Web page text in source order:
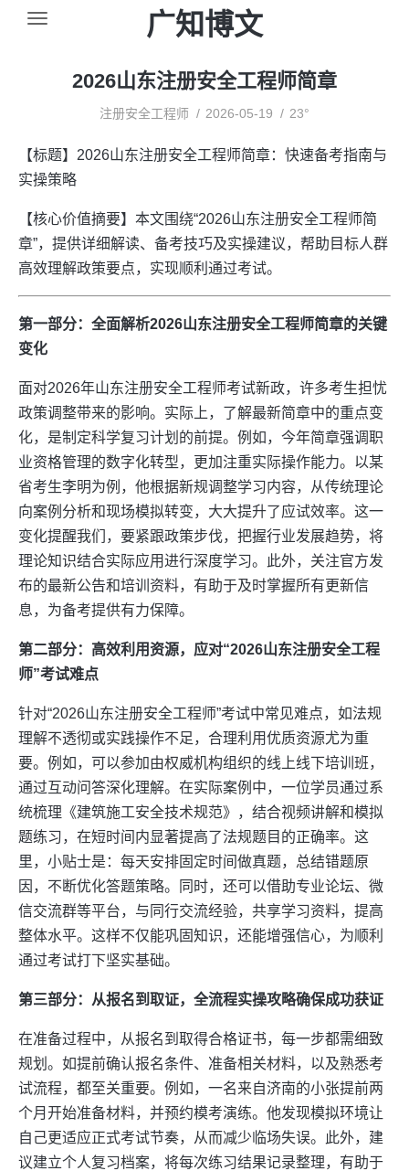
广知博文
2026山东注册安全工程师简章
注册安全工程师 2026-05-19 23°
【标题】2026山东注册安全工程师简章：快速备考指南与
实操策略
【核心价值摘要】本文围绕“2026山东注册安全工程师简
章”，提供详细解读、备考技巧及实操建议，帮助目标人群
高效理解政策要点，实现顺利通过考试。
第一部分：全面解析2026山东注册安全工程师简章的关键
变化
面对2026年山东注册安全工程师考试新政，许多考生担忧
政策调整带来的影响。实际上，了解最新简章中的重点变
化，是制定科学复习计划的前提。例如，今年简章强调职
业资格管理的数字化转型，更加注重实际操作能力。以某
省考生李明为例，他根据新规调整学习内容，从传统理论
向案例分析和现场模拟转变，大大提升了应试效率。这一
变化提醒我们，要紧跟政策步伐，把握行业发展趋势，将
理论知识结合实际应用进行深度学习。此外，关注官方发
布的最新公告和培训资料，有助于及时掌握所有更新信
息，为备考提供有力保障。
第二部分：高效利用资源，应对“2026山东注册安全工程
师”考试难点
针对“2026山东注册安全工程师”考试中常见难点，如法规
理解不透彻或实践操作不足，合理利用优质资源尤为重
要。例如，可以参加由权威机构组织的线上线下培训班，
通过互动问答深化理解。在实际案例中，一位学员通过系
统梳理《建筑施工安全技术规范》，结合视频讲解和模拟
题练习，在短时间内显著提高了法规题目的正确率。这
里，小贴士是：每天安排固定时间做真题，总结错题原
因，不断优化答题策略。同时，还可以借助专业论坛、微
信交流群等平台，与同行交流经验，共享学习资料，提高
整体水平。这样不仅能巩固知识，还能增强信心，为顺利
通过考试打下坚实基础。
第三部分：从报名到取证，全流程实操攻略确保成功获证
在准备过程中，从报名到取得合格证书，每一步都需细致
规划。如提前确认报名条件、准备相关材料，以及熟悉考
试流程，都至关重要。例如，一名来自济南的小张提前两
个月开始准备材料，并预约模考演练。他发现模拟环境让
自己更适应正式考试节奏，从而减少临场失误。此外，建
议建立个人复习档案，将每次练习结果记录整理，有助于